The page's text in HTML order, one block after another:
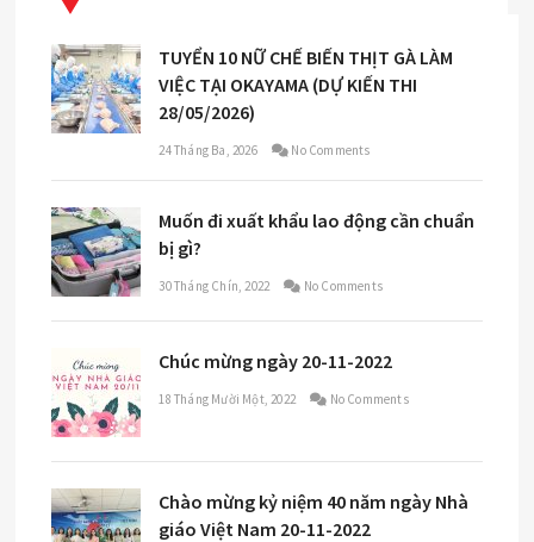
TUYỂN 10 NỮ CHẾ BIẾN THỊT GÀ LÀM
VIỆC TẠI OKAYAMA (DỰ KIẾN THI
28/05/2026)
24 Tháng Ba, 2026 No Comments
Muốn đi xuất khẩu lao động cần chuẩn
bị gì?
30 Tháng Chín, 2022 No Comments
Chúc mừng ngày 20-11-2022
18 Tháng Mười Một, 2022 No Comments
Chào mừng kỷ niệm 40 năm ngày Nhà
giáo Việt Nam 20-11-2022